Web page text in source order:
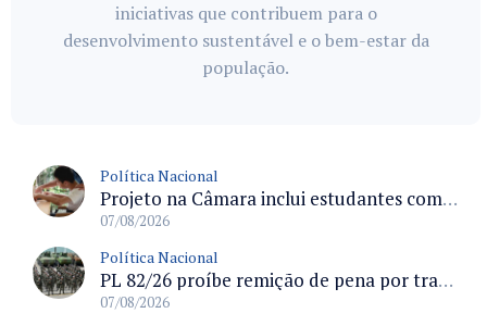
iniciativas que contribuem para o
desenvolvimento sustentável e o bem-estar da
população.
Política Nacional
Projeto na Câmara inclui estudantes com deficiência no regime escolar especial da LDB e estabelece critérios para frequência
07/08/2026
Política Nacional
PL 82/26 proíbe remição de pena por trabalho em funções militares para condenados por crimes contra o Estado Democrático de Direito
07/08/2026